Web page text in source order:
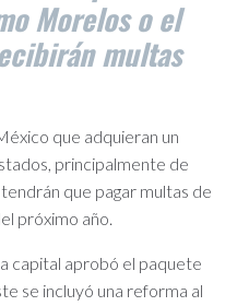
Morelos o el
multas
que adquieran un
principalmente de
que pagar multas de
próximo año.
capital aprobó el paquete
se incluyó una reforma al